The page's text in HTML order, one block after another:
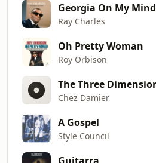
Georgia On My Mind
Ray Charles
Oh Pretty Woman
Roy Orbison
Chez Damier
A Gospel
Style Council
Guitarra